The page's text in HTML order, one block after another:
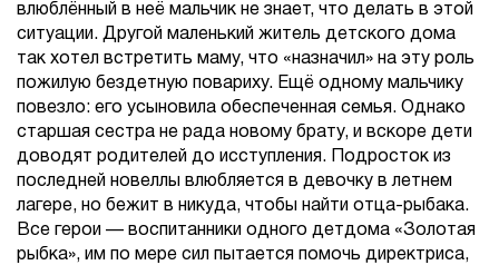
влюблённый в неё мальчик не знает, что делать в этой
ситуации. Другой маленький житель детского дома
так хотел встретить маму, что «назначил» на эту роль
пожилую бездетную повариху. Ещё одному мальчику
повезло: его усыновила обеспеченная семья. Однако
старшая сестра не рада новому брату, и вскоре дети
доводят родителей до исступления. Подросток из
последней новеллы влюбляется в девочку в летнем
лагере, но бежит в никуда, чтобы найти отца-рыбака.
Все герои — воспитанники одного детдома «Золотая
рыбка», им по мере сил пытается помочь директриса,